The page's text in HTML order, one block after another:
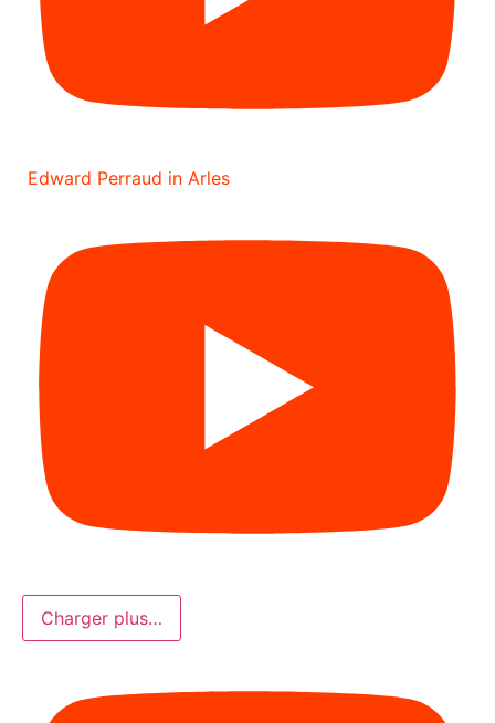
Edward Perraud in Arles
Charger plus…